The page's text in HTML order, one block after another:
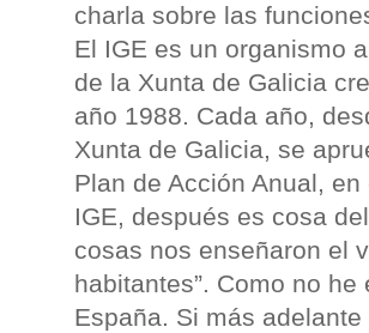
charla sobre las
El IGE es un organismo
de la Xunta de Galicia
año 1988. Cada año,
Xunta de Galicia, se
Plan de Acción Anual,
IGE, después es cosa
cosas nos enseñaron el
habitantes”. Como no
España. Si más